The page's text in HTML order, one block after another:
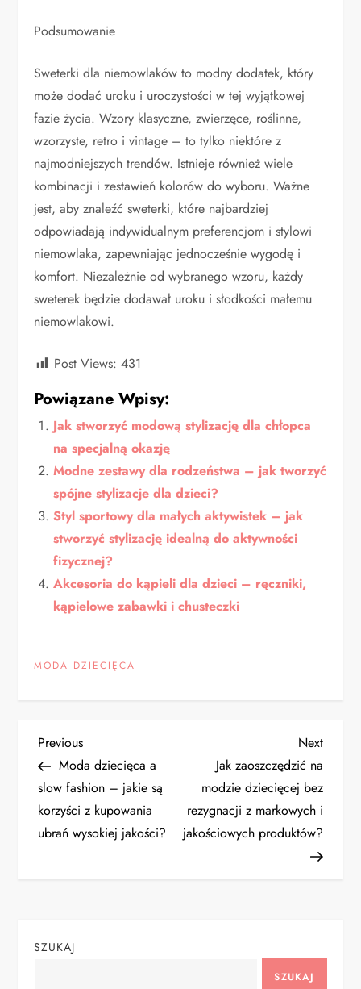
Podsumowanie
Sweterki dla niemowlaków to modny dodatek, który
może dodać uroku i uroczystości w tej wyjątkowej
fazie życia. Wzory klasyczne, zwierzęce, roślinne,
wzorzyste, retro i vintage – to tylko niektóre z
najmodniejszych trendów. Istnieje również wiele
kombinacji i zestawień kolorów do wyboru. Ważne
jest, aby znaleźć sweterki, które najbardziej
odpowiadają indywidualnym preferencjom i stylowi
niemowlaka, zapewniając jednocześnie wygodę i
komfort. Niezależnie od wybranego wzoru, każdy
sweterek będzie dodawał uroku i słodkości małemu
niemowlakowi.
Post Views: 431
Powiązane Wpisy:
Jak stworzyć modową stylizację dla chłopca
na specjalną okazję
Modne zestawy dla rodzeństwa – jak tworzyć
spójne stylizacje dla dzieci?
Styl sportowy dla małych aktywistek – jak
stworzyć stylizację idealną do aktywności
fizycznej?
Akcesoria do kąpieli dla dzieci – ręczniki,
kąpielowe zabawki i chusteczki
MODA DZIECIĘCA
N
a
w
a
Previous
Post
Previous
Moda dziecięca a
slow fashion – jakie są
korzyści z kupowania
ubrań wysokiej jakości?
Next
Post
Next
Jak zaoszczędzić na
modzie dziecięcej bez
rezygnacji z markowych i
jakościowych produktów?
SZUKAJ
SZUKAJ